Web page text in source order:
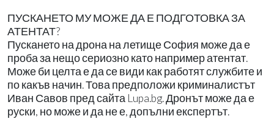
ПУСКАНЕТО МУ МОЖЕ ДА Е ПОДГОТОВКА ЗА
АТЕНТАТ?
Пускането на дрона на летище София може да е
проба за нещо сериозно като например атентат.
Може би целта е да се види как работят службите и
по какъв начин. Това предположи криминалистът
Иван Савов пред сайта Lupa.bg. Дронът може да е
руски, но може и да не е, допълни експертът.